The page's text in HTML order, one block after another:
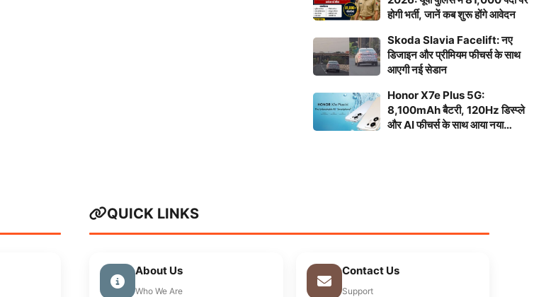
होगी भर्ती, जानें कब शुरू होंगे आवेदन
Skoda Slavia Facelift: नए
डिजाइन और प्रीमियम फीचर्स के साथ
आएगी नई सेडान
Honor X7e Plus 5G:
8,100mAh बैटरी, 120Hz डिस्प्ले
और AI फीचर्स के साथ आया नया
QUICK LINKS
About Us
Who We Are
Contact Us
Support